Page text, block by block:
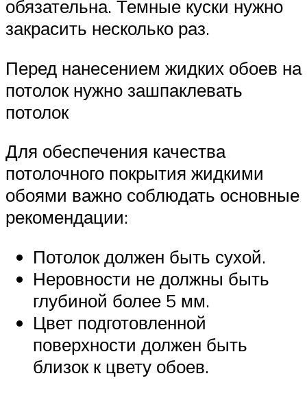
обязательна. Темные куски нужно
закрасить несколько раз.
Перед нанесением жидких обоев на
потолок нужно зашпаклевать
потолок
Для обеспечения качества
потолочного покрытия жидкими
обоями важно соблюдать основные
рекомендации:
Потолок должен быть сухой.
Неровности не должны быть
глубиной более 5 мм.
Цвет подготовленной
поверхности должен быть
близок к цвету обоев.